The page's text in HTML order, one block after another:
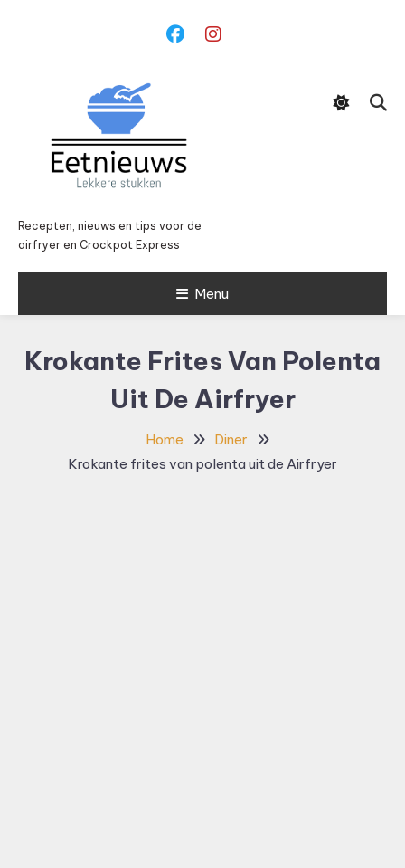
Recepten, nieuws en tips voor de
airfryer en Crockpot Express
Menu
Krokante Frites Van Polenta
Uit De Airfryer
Home
Diner
Krokante frites van polenta uit de Airfryer